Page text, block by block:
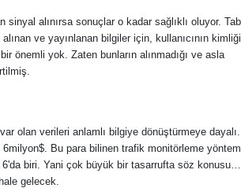
sinyal alınırsa sonuçlar o kadar sağlıklı oluyor.
ve yayınlanan bilgiler için, kullanıcının
önemli yok. Zaten bunların alınmadığı ve asla
olan verileri anlamlı bilgiye dönüştürmeye
Bu para bilinen trafik monitörleme
6'da biri. Yani çok büyük bir tasarrufta söz
gelecek.